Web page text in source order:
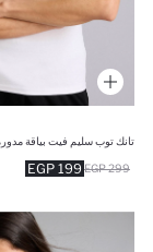
199 EGP 299 EGP